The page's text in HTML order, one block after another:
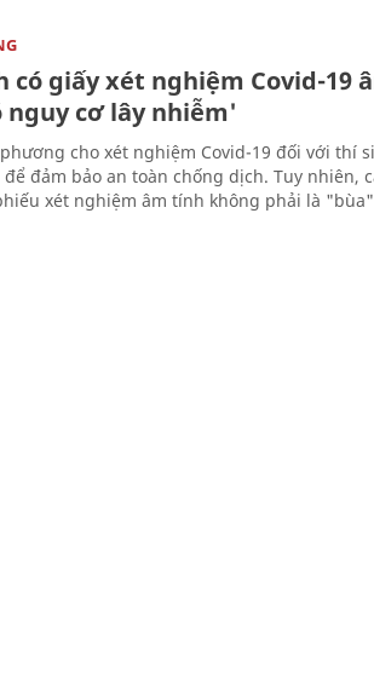
có giấy xét nghiệm Covid-19
nguy cơ lây nhiễm'
cho xét nghiệm Covid-19 đối với thí
để đảm bảo an toàn chống dịch. Tuy nhiên,
xét nghiệm âm tính không phải là